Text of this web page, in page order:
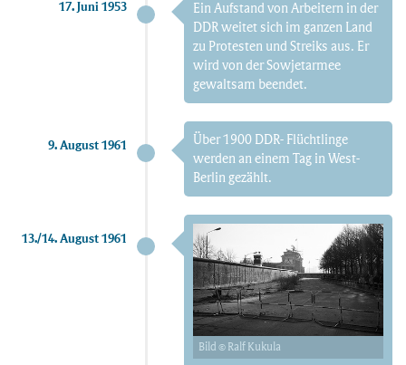
Ein Aufstand von Arbeitern in der
DDR weitet sich im ganzen Land
zu Protesten und Streiks aus. Er
wird von der Sowjetarmee
gewaltsam beendet.
17. Juni 1953
Über 1900 DDR- Flüchtlinge
werden an einem Tag in West-
Berlin gezählt.
9. August 1961
Bild © Ralf Kukula
13./14. August 1961